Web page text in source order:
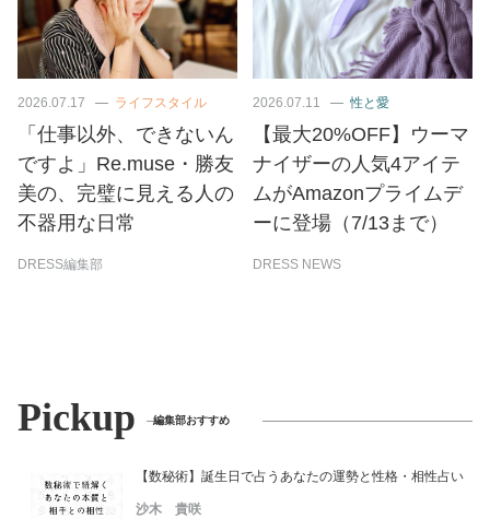
2026.07.17 ライフスタイル
「仕事以外、できないん
ですよ」Re.muse・勝友
美の、完璧に見える人の
不器用な日常
DRESS編集部
2026.07.11 性と愛
【最大20%OFF】ウーマ
ナイザーの人気4アイテ
ムがAmazonプライムデ
ーに登場（7/13まで）
DRESS NEWS
Pickup 編集部おすすめ
【数秘術】誕生日で占うあなたの運勢と性格・相性占い
沙木 貴咲